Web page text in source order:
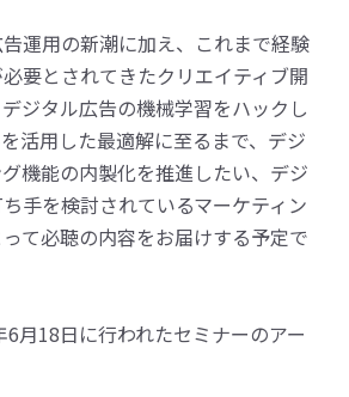
運用の新潮に加え、これまで経験
要とされてきたクリエイティブ開
ジタル広告の機械学習をハックし
活用した最適解に至るまで、デジ
機能の内製化を推進したい、デジ
手を検討されているマーケティン
て必聴の内容をお届けする予定で
月18日に行われたセミナーのアー